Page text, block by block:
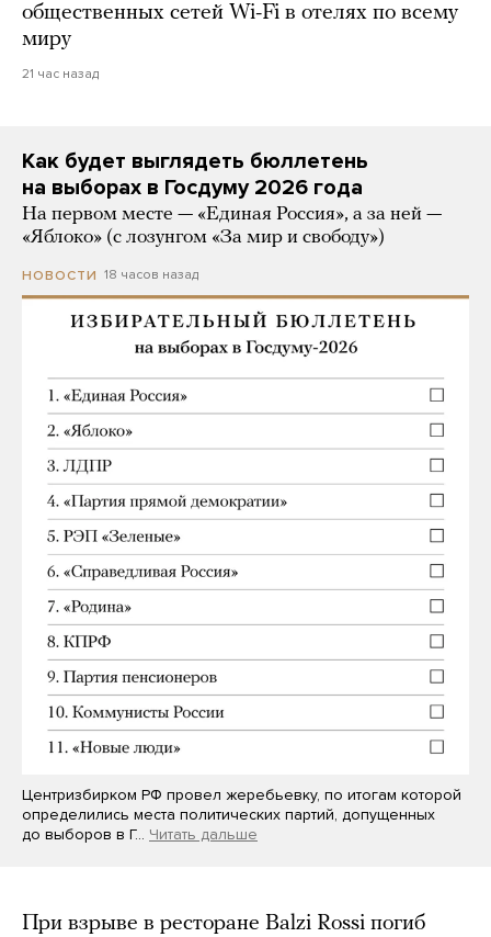
общественных сетей Wi-Fi в отелях по всему
миру
21 час назад
Как будет выглядеть бюллетень
на выборах в Госдуму 2026 года
На первом месте — «Единая Россия», а за ней —
«Яблоко» (с лозунгом «За мир и свободу»)
НОВОСТИ 18 часов назад
Центризбирком РФ провел жеребьевку, по итогам которой
определились места политических партий, допущенных
до выборов в Г… Читать дальше
При взрыве в ресторане Balzi Rossi погиб